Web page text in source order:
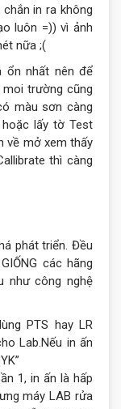
in ra không
luôn =)) vì ảnh
nữa ;(
ổn nhất nên để
trường cũng
màu sơn càng
lấy tờ Test
về mở xem thấy
thì càng
phát triển. Đều
các hãng
như công nghệ
PTS hay LR
Lab.Nếu in ấn
1, in ấn là hấp
máyLAB rửa